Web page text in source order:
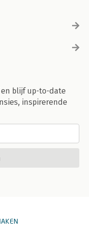
blijf up-to-date
inspirerende